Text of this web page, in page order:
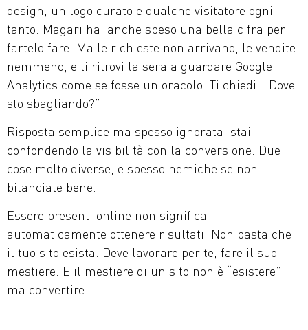
design, un logo curato e qualche visitatore ogni
tanto. Magari hai anche speso una bella cifra per
fartelo fare. Ma le richieste non arrivano, le vendite
nemmeno, e ti ritrovi la sera a guardare Google
Analytics come se fosse un oracolo. Ti chiedi: “Dove
sto sbagliando?”
Risposta semplice ma spesso ignorata: stai
confondendo la visibilità con la conversione. Due
cose molto diverse, e spesso nemiche se non
bilanciate bene.
Essere presenti online non significa
automaticamente ottenere risultati. Non basta che
il tuo sito esista. Deve lavorare per te, fare il suo
mestiere. E il mestiere di un sito non è “esistere”,
ma convertire.